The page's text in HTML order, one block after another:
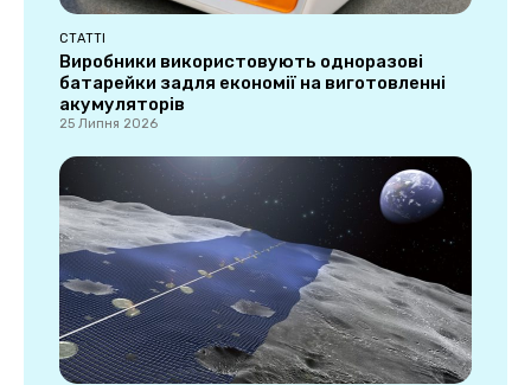
СТАТТІ
Виробники використовують одноразові
батарейки задля економії на виготовленні
акумуляторів
25 Липня 2026